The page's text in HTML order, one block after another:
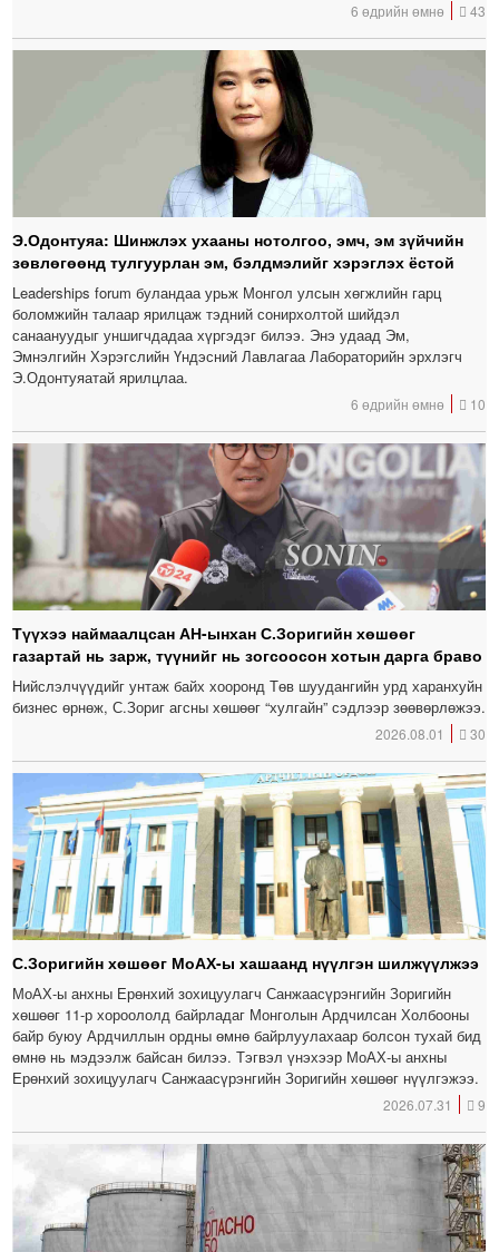
6 өдрийн өмнө 43
Э.Одонтуяа: Шинжлэх ухааны нотолгоо, эмч, эм зүйчийн
зөвлөгөөнд тулгуурлан эм, бэлдмэлийг хэрэглэх ёстой
Leaderships forum буландаа урьж Монгол улсын хөгжлийн гарц
боломжийн талаар ярилцаж тэдний сонирхолтой шийдэл
санаануудыг уншигчдадаа хүргэдэг билээ. Энэ удаад Эм,
Эмнэлгийн Хэрэгслийн Үндэсний Лавлагаа Лабораторийн эрхлэгч
Э.Одонтуяатай ярилцлаа.
6 өдрийн өмнө 10
Түүхээ наймаалцсан АН-ынхан С.Зоригийн хөшөөг
газартай нь зарж, түүнийг нь зогсоосон хотын дарга браво
Нийслэлчүүдийг унтаж байх хооронд Төв шуудангийн урд харанхуйн
бизнес өрнөж, С.Зориг агсны хөшөөг “хулгайн” сэдлээр зөөвөрлөжээ.
2026.08.01 30
С.Зоригийн хөшөөг МоАХ-ы хашаанд нүүлгэн шилжүүлжээ
МоАХ-ы анхны Ерөнхий зохицуулагч Санжаасүрэнгийн Зоригийн
хөшөөг 11-р хороололд байрладаг Монголын Ардчилсан Холбооны
байр буюу Ардчиллын ордны өмнө байрлуулахаар болсон тухай бид
өмнө нь мэдээлж байсан билээ. Тэгвэл үнэхээр МоАХ-ы анхны
Ерөнхий зохицуулагч Санжаасүрэнгийн Зоригийн хөшөөг нүүлгэжээ.
2026.07.31 9